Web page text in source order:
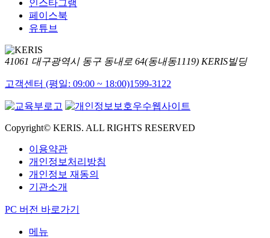
인스타그램
페이스북
유튜브
41061 대구광역시 동구 동내로 64(동내동1119) KERIS빌딩
고객센터 (평일: 09:00 ~ 18:00)1599-3122
Copyright© KERIS. ALL RIGHTS RESERVED
이용약관
개인정보처리방침
개인정보 재동의
기관소개
PC 버전 바로가기
메뉴